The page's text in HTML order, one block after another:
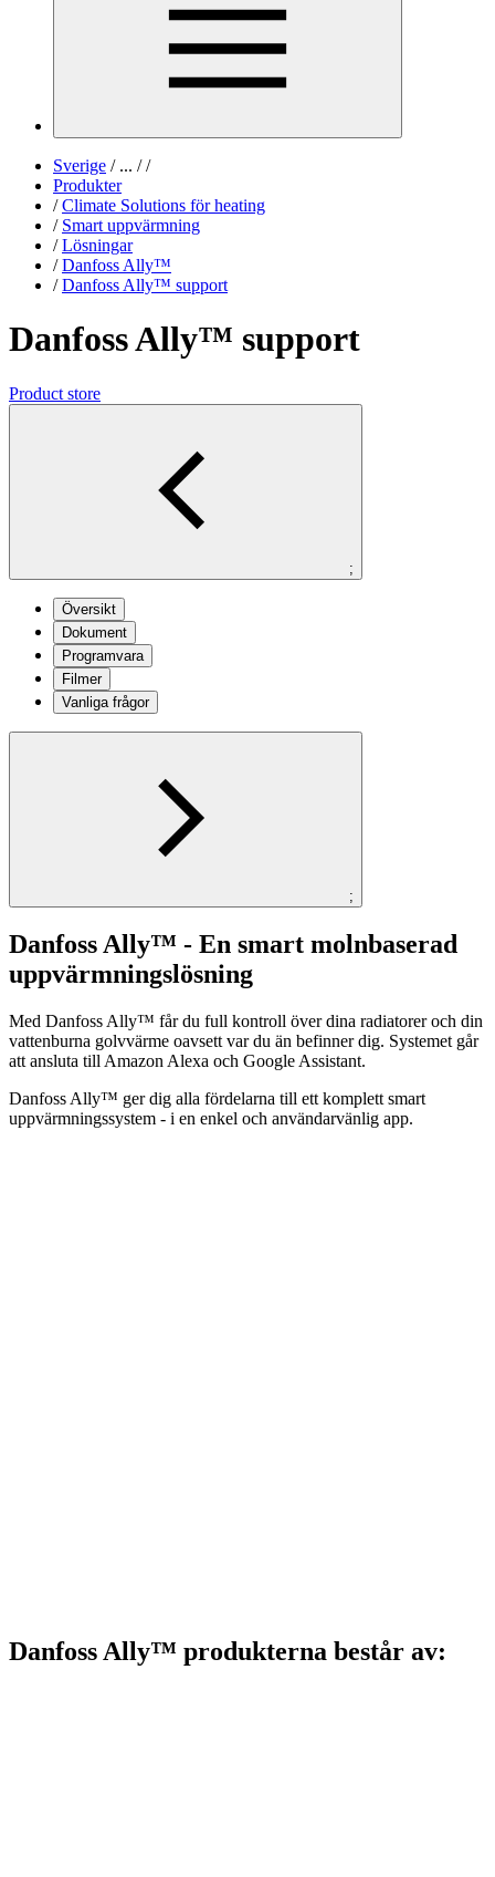
Sverige /... / /
Produkter
/ Climate Solutions för heating
/ Smart uppvärmning
/ Lösningar
/ Danfoss Ally™
/ Danfoss Ally™ support
Danfoss Ally™ support
Product store
;
Översikt
Dokument
Programvara
Filmer
Vanliga frågor
;
Danfoss Ally™​ - En smart molnbaserad
uppvärmningslösning
Med Danfoss Ally™ får du full kontroll över dina radiatorer och din
vattenburna golvvärme oavsett var du än befinner dig. Systemet går
att ansluta till Amazon Alexa och Google Assistant.
Danfoss Ally™ ger dig alla fördelarna till ett komplett smart
uppvärmningssystem - i en enkel och användarvänlig app.
Danfoss Ally™ produkterna består av: